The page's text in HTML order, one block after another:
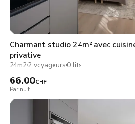
Charmant studio 24m² avec
privative
24m2 2 voyageurs 0 lits
66.00CHF
Par nuit